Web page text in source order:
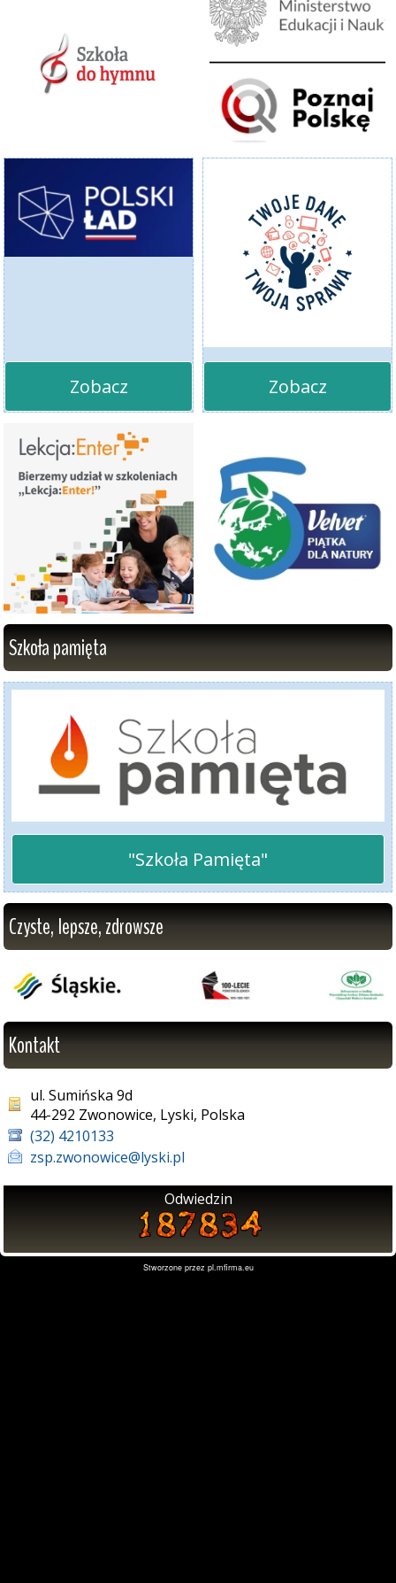
Zobacz Zobacz
Szkoła pamięta
"Szkoła Pamięta"
Czyste, lepsze, zdrowsze
Kontakt
ul. Sumińska 9d
44-292 Zwonowice, Lyski, Polska
(32) 4210133
zsp.zwonowice@lyski.pl
Odwiedzin
Stworzone przez pl.mfirma.eu